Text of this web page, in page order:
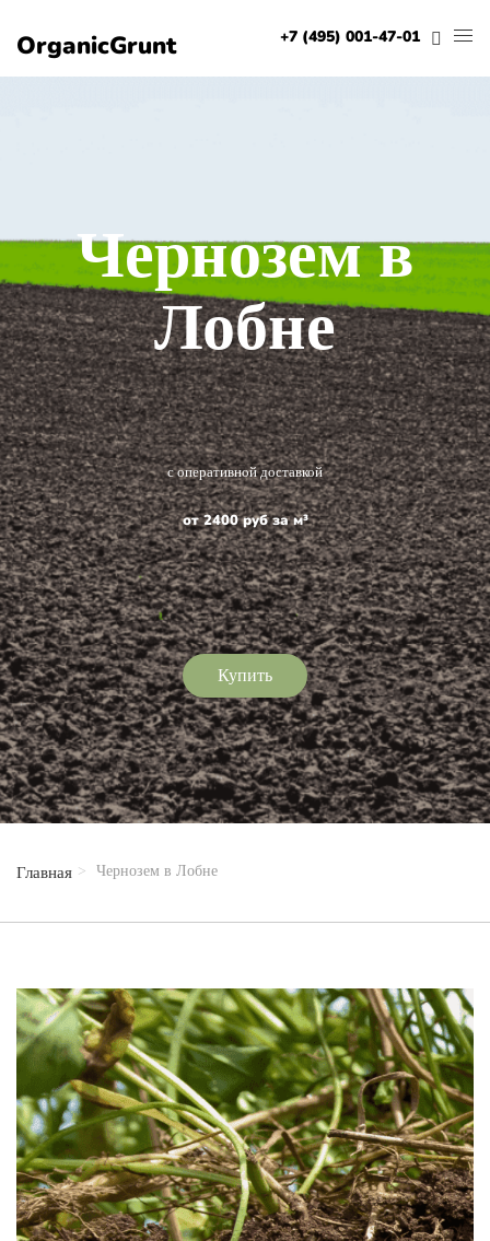
OrganicGrunt +7 (495) 001-47-01
Чернозем в
Лобне
с оперативной доставкой
от 2400 руб за м³
Купить
Главная Чернозем в Лобне